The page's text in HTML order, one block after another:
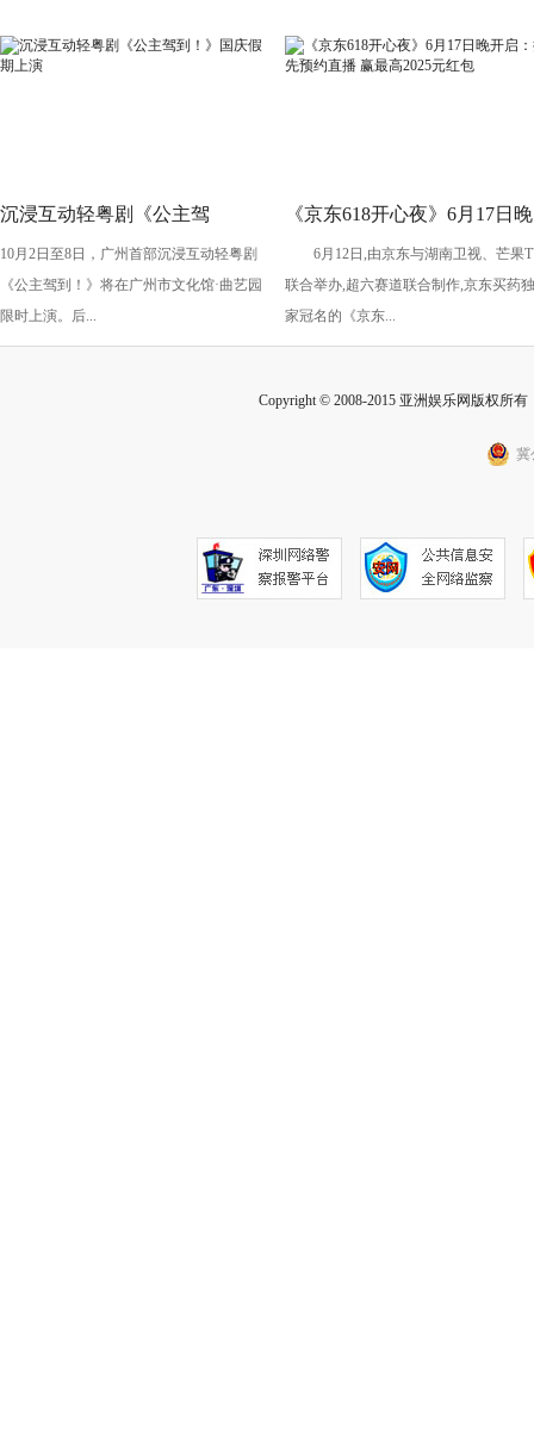
沉浸互动轻粤剧《公主驾
到！》国庆假期上演
10月2日至8日，广州首部沉浸互动轻粤剧
《公主驾到！》将在广州市文化馆·曲艺园
限时上演。后...
《京东618开心夜》6月17日晚
开启：抢先预约直播 赢最高
2025元红包
6月12日,由京东与湖南卫视、芒果
联合举办,超六赛道联合制作,京东买药独
家冠名的《京东...
Copyright © 2008-2015 亚洲娱乐网版权所
冀